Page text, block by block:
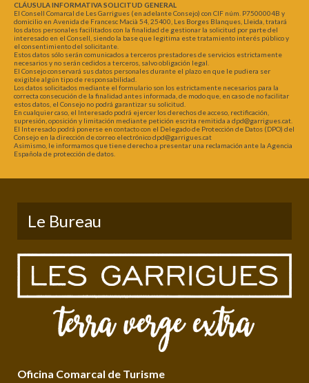
CLÁUSULA INFORMATIVA SOLICITUD GENERAL
El Consell Comarcal de Les Garrigues (en adelante Consejo) con CIF núm. P7500004B y
domicilio en Avenida de Francesc Macià 54, 25400, Les Borges Blanques, Lleida, tratará
los datos personales facilitados con la finalidad de gestionar la solicitud por parte del
interesado en el Consell, siendo la base que legitima este tratamiento interés público y
el consentimiento del solicitante.
Estos datos sólo serán comunicados a terceros prestadores de servicios estrictamente
necesarios y no serán cedidos a terceros, salvo obligación legal.
El Consejo conservará sus datos personales durante el plazo en que le pudiera ser
exigible algún tipo de responsabilidad.
Los datos solicitados mediante el formulario son los estrictamente necesarios para la
correcta consecución de la finalidad antes informada, de modo que, en caso de no facilitar
estos datos, el Consejo no podrá garantizar su solicitud.
En cualquier caso, el Interesado podrá ejercer los derechos de acceso, rectificación,
supresión, oposición y limitación mediante petición escrita remitida a dpd@garrigues.cat.
El Interesado podrá ponerse en contacto con el Delegado de Protección de Datos (DPO) del
Consejo en la dirección de correo electrónico dpd@garrigues.cat
Asimismo, le informamos que tiene derecho a presentar una reclamación ante la Agencia
Española de protección de datos.
Le Bureau
Oficina Comarcal de Turisme